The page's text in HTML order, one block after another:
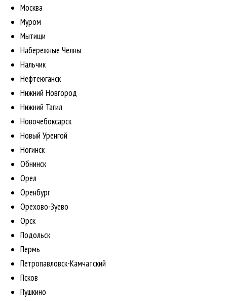
Москва
Муром
Мытищи
Набережные Челны
Нальчик
Нефтеюганск
Нижний Новгород
Нижний Тагил
Новочебоксарск
Новый Уренгой
Ногинск
Обнинск
Орел
Оренбург
Орехово-Зуево
Орск
Подольск
Пермь
Петропавловск-Камчатский
Псков
Пушкино